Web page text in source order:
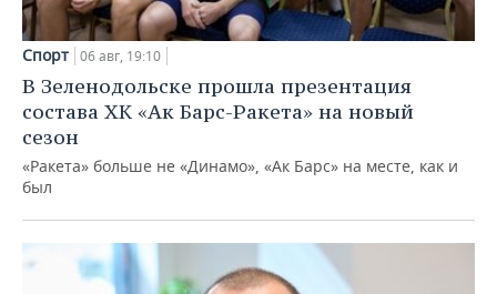
Спорт 06 авг, 19:10
В Зеленодольске прошла презентация
состава ХК «Ак Барс-Ракета» на новый
сезон
«Ракета» больше не «Динамо», «Ак Барс» на месте, как и
был